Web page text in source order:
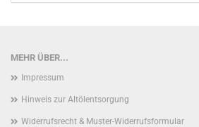
MEHR ÜBER...
Impressum
Hinweis zur Altölentsorgung
Widerrufsrecht & Muster-Widerrufsformular